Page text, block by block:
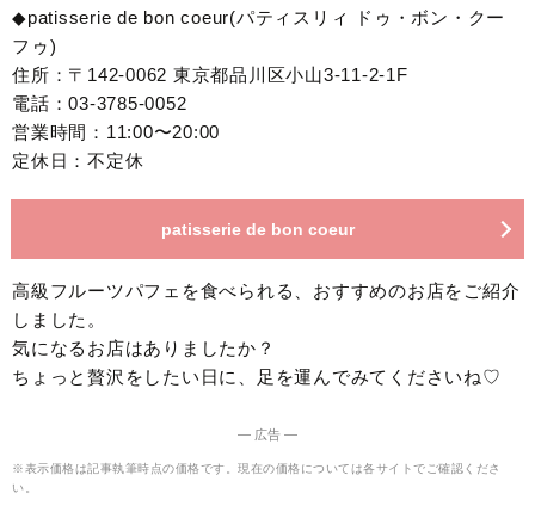
◆patisserie de bon coeur(パティスリィ ドゥ・ボン・クー
フゥ)
住所：〒142-0062 東京都品川区小山3-11-2-1F
電話：03-3785-0052
営業時間：11:00〜20:00
定休日：不定休
patisserie de bon coeur
高級フルーツパフェを食べられる、おすすめのお店をご紹介
しました。
気になるお店はありましたか？
ちょっと贅沢をしたい日に、足を運んでみてくださいね♡
― 広告 ―
※表示価格は記事執筆時点の価格です。現在の価格については各サイトでご確認くださ
い。